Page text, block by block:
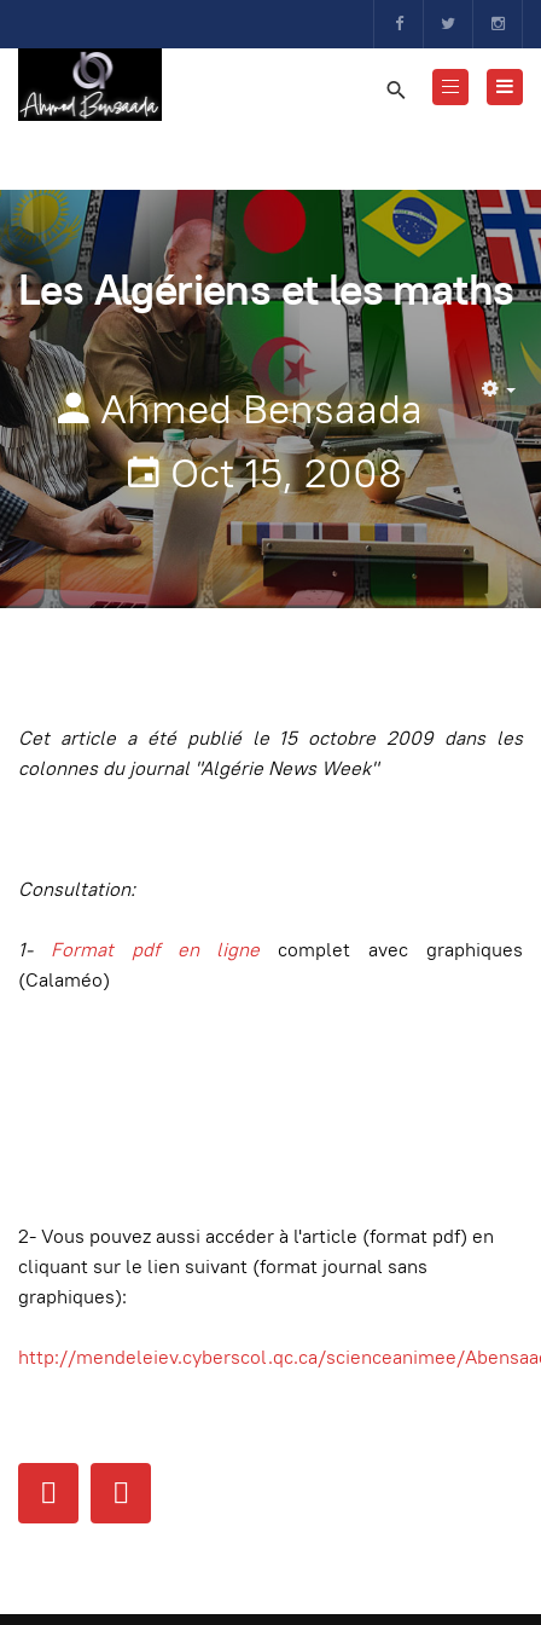
Les Algériens et les maths
Ahmed Bensaada
Oct 15, 2008
Cet article a été publié le 15 octobre 2009 dans les
colonnes du journal "Algérie News Week"
Consultation:
1- Format pdf en ligne complet avec graphiques
(Calaméo)
2- Vous pouvez aussi accéder à l'article (format pdf) en
cliquant sur le lien suivant (format journal sans
graphiques):
http://mendeleiev.cyberscol.qc.ca/scienceanimee/